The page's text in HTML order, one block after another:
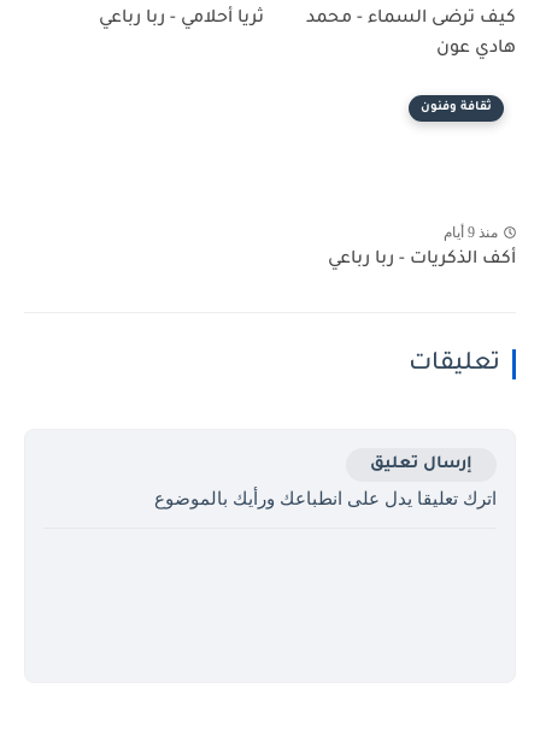
كيف ترضى السماء - محمد
هادي عون
ثريا أحلامي - ربا رباعي
ثقافة وفنون
منذ 9 أيام
أكف الذكريات - ربا رباعي
تعليقات
إرسال تعليق
اترك تعليقا يدل على انطباعك ورأيك بالموضوع